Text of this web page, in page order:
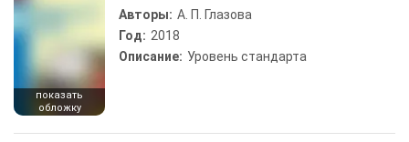
показать
обложку
Авторы: А. П. Глазова
Год: 2018
Описание: Уровень стандарта